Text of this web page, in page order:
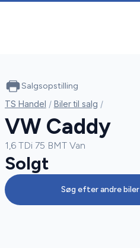
Salgsopstilling
TS Handel / Biler til salg /
VW Caddy
1,6 TDi 75 BMT Van
Solgt
Søg efter andre biler